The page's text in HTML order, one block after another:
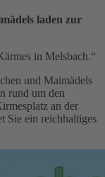
laden zur
in Melsbach.“
und Maimädels
rund um den
an der
Sie ein reichhaltiges